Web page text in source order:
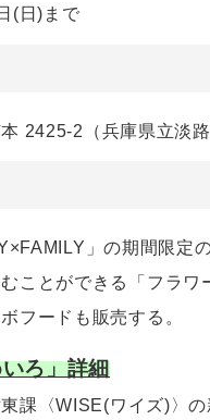
(日)まで
2425-2（兵庫県立淡
」の期間限定
ことができる「フラ
フードも販売する。
ろ」詳細
課〈WISE(ワイズ)〉